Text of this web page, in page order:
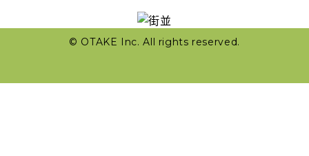
© OTAKE Inc. All rights reserved.